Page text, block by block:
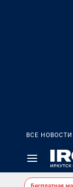
ВСЕ НОВОСТИ